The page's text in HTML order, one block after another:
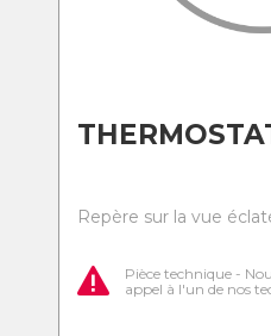
Repère sur la vue
Pièce technique -
appel à l'un de nos